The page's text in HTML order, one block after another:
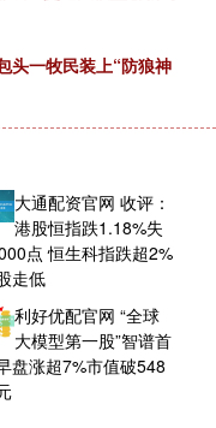
头一牧民装上“防狼神
大通配资官网 收评：
港股恒指跌1.18%失
点 恒生科指跌超2%
走低
利好优配官网 “全球
大模型第一股”智谱首
盘涨超7%市值破548